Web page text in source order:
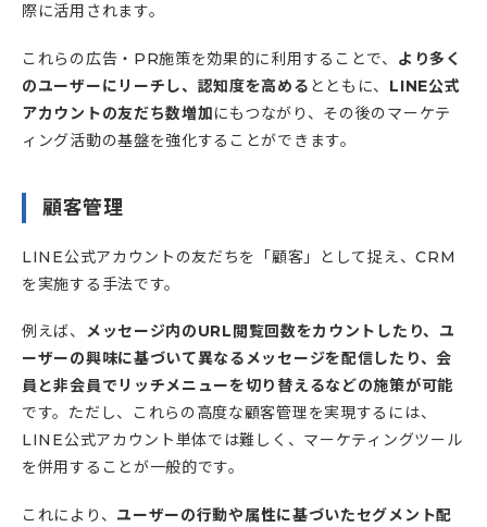
際に活用されます。
これらの広告・PR施策を効果的に利用することで、 より多く
のユーザーにリーチし、認知度を高める とともに、 LINE公式
アカウントの友だち数増加にもつながり、その後のマーケテ
ィング活動の基盤を強化することができます。
顧客管理
LINE公式アカウントの友だちを「顧客」として捉え、CRM
を実施する手法です。
例えば、 メッセージ内のURL閲覧回数をカウントしたり、ユ
ーザーの興味に基づいて異なるメッセージを配信したり、会
員と非会員でリッチメニューを切り替えるなどの施策が可能
です。ただし、これらの高度な顧客管理を実現するには、
LINE公式アカウント単体では難しく、マーケティングツール
を併用することが一般的です。
これにより、 ユーザーの行動や属性に基づいたセグメント配